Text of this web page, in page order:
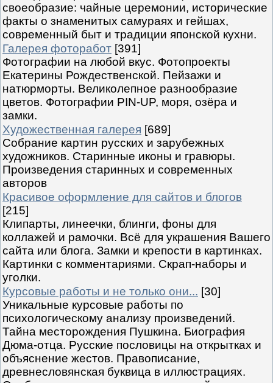
своеобразие: чайные церемонии, исторические
факты о знаменитых самураях и гейшах,
современный быт и традиции японской кухни.
Галерея фоторабот [391]
Фотографии на любой вкус. Фотопроекты
Екатерины Рождественской. Пейзажи и
натюрморты. Великолепное разнообразие
цветов. Фотографии PIN-UP, моря, озёра и
замки.
Художественная галерея [689]
Собрание картин русских и зарубежных
художников. Старинные иконы и гравюры.
Произведения старинных и современных
авторов
Красивое оформление для сайтов и блогов
[215]
Клипарты, линеечки, блинги, фоны для
коллажей и рамочки. Всё для украшения Вашего
сайта или блога. Замки и крепости в картинках.
Картинки с комментариями. Скрап-наборы и
уголки.
Курсовые работы и не только они... [30]
Уникальные курсовые работы по
психологическому анализу произведений.
Тайна месторождения Пушкина. Биография
Дюма-отца. Русские пословицы на открытках и
объяснение жестов. Правописание,
древнесловянская буквица в иллюстрациях.